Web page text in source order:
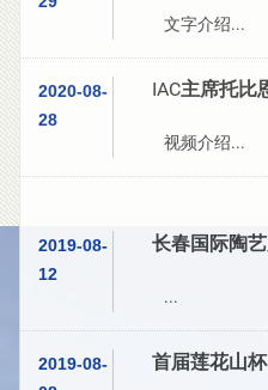
文字介绍...
2020-08-
28
IAC主席托比
视频介绍...
2019-08-
12
长春国际陶
...
2019-08-
首届莲花山